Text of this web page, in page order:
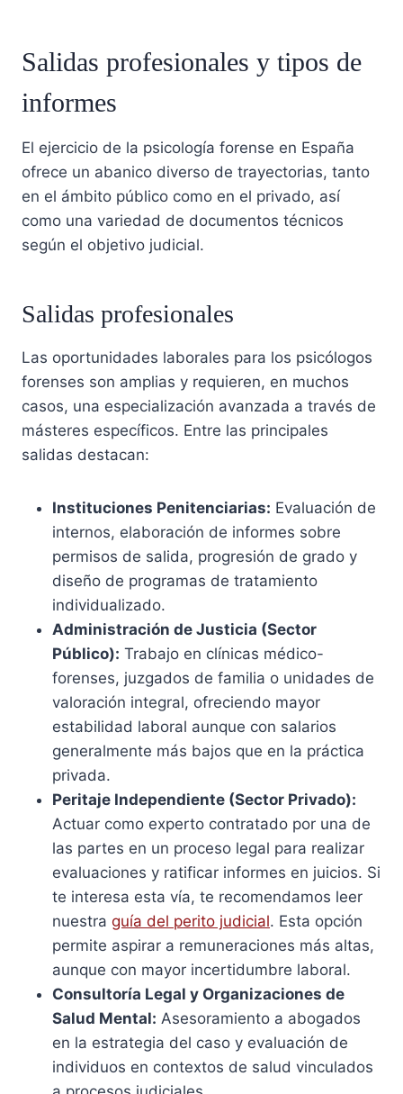
Salidas profesionales y tipos de
informes
El ejercicio de la psicología forense en España
ofrece un abanico diverso de trayectorias, tanto
en el ámbito público como en el privado, así
como una variedad de documentos técnicos
según el objetivo judicial.
Salidas profesionales
Las oportunidades laborales para los psicólogos
forenses son amplias y requieren, en muchos
casos, una especialización avanzada a través de
másteres específicos. Entre las principales
salidas destacan:
Instituciones Penitenciarias: Evaluación de
internos, elaboración de informes sobre
permisos de salida, progresión de grado y
diseño de programas de tratamiento
individualizado.
Administración de Justicia (Sector
Público): Trabajo en clínicas médico-
forenses, juzgados de familia o unidades de
valoración integral, ofreciendo mayor
estabilidad laboral aunque con salarios
generalmente más bajos que en la práctica
privada.
Peritaje Independiente (Sector Privado):
Actuar como experto contratado por una de
las partes en un proceso legal para realizar
evaluaciones y ratificar informes en juicios. Si
te interesa esta vía, te recomendamos leer
nuestra guía del perito judicial. Esta opción
permite aspirar a remuneraciones más altas,
aunque con mayor incertidumbre laboral.
Consultoría Legal y Organizaciones de
Salud Mental: Asesoramiento a abogados
en la estrategia del caso y evaluación de
individuos en contextos de salud vinculados